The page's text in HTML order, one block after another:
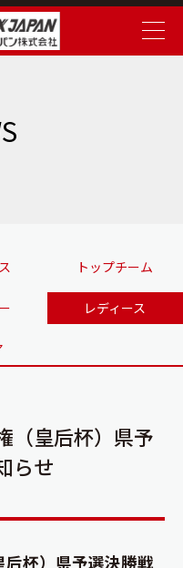
トップチーム
レディース
（皇后杯）県予
らせ
杯）県予選決勝戦